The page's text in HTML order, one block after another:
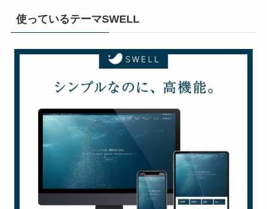
使っているテーマSWELL